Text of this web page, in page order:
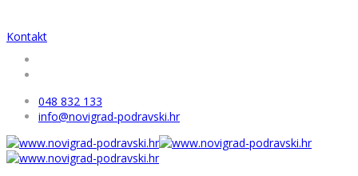
Kontakt
048 832 133
info@novigrad-podravski.hr